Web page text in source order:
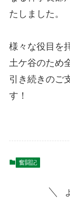
たしました。
様々な役目を
土ケ谷のため
引き続きのご
す！
奮闘記